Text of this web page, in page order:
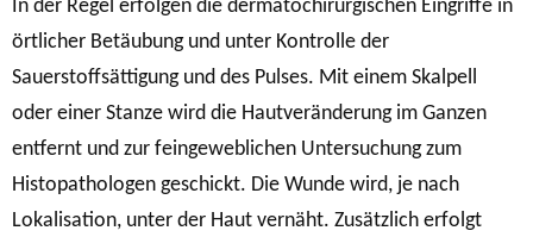
In der Regel erfolgen die dermatochirurgischen Eingriffe in
örtlicher Betäubung und unter Kontrolle der
Sauerstoffsättigung und des Pulses. Mit einem Skalpell
oder einer Stanze wird die Hautveränderung im Ganzen
entfernt und zur feingeweblichen Untersuchung zum
Histopathologen geschickt. Die Wunde wird, je nach
Lokalisation, unter der Haut vernäht. Zusätzlich erfolgt